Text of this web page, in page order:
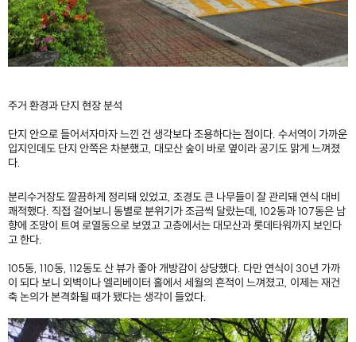
주거 환경과 단지 현장 분석
단지 안으로 들어서자마자 느낀 건 생각보다 조용하다는 점이다. 수서역이 가까운
입지인데도 단지 안쪽은 차분했고, 대모산 숲이 바로 옆이라 공기도 맑게 느껴졌
다.
분리수거장도 깔끔하게 정리돼 있었고, 조경도 큰 나무들이 잘 관리돼 연식 대비
쾌적했다. 직접 걸어보니 동별로 분위기가 조금씩 달랐는데, 102동과 107동은 남
향에 조망이 트여 로열동으로 보였고 고층에서는 대모산과 롯데타워까지 보인다
고 한다.
105동, 110동, 112동도 산 뷰가 좋아 개방감이 상당했다. 다만 연식이 30년 가까
이 되다 보니 외벽이나 엘리베이터 홀에서 세월의 흔적이 느껴졌고, 이제는 재건
축 논의가 본격화될 때가 됐다는 생각이 들었다.